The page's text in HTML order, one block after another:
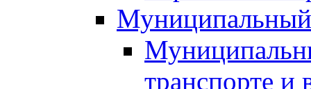
Муниципальный
транспорте и